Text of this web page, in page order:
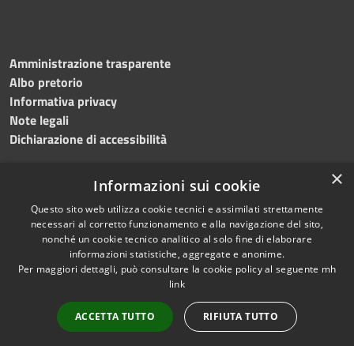
Amministrazione trasparente
Albo pretorio
Informativa privacy
Note legali
Dichiarazione di accessibilità
Accessibilità
Mappa del sito
Copyright © 2026 • Comune di
Salemi • Powered by
redazione
×
Informazioni sui cookie
Questo sito web utilizza cookie tecnici e assimilati strettamente
necessari al corretto funzionamento e alla navigazione del sito,
nonché un cookie tecnico analitico al solo fine di elaborare
informazioni statistiche, aggregate e anonime.
Per maggiori dettagli, può consultare la cookie policy al seguente mh
link
ACCETTA TUTTO RIFIUTA TUTTO